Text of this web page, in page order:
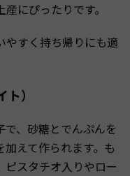
にぴったりです。
やすく持ち帰りにも適
）
、砂糖とでんぷんを
えて作られます。も
ピスタチオ入りやロー